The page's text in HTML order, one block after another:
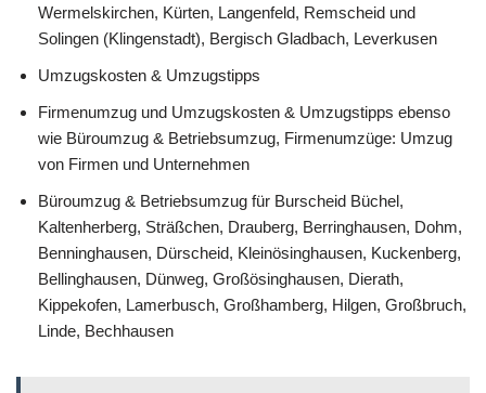
Wermelskirchen, Kürten, Langenfeld, Remscheid und
Solingen (Klingenstadt), Bergisch Gladbach, Leverkusen
Umzugskosten & Umzugstipps
Firmenumzug und Umzugskosten & Umzugstipps ebenso
wie Büroumzug & Betriebsumzug, Firmenumzüge: Umzug
von Firmen und Unternehmen
Büroumzug & Betriebsumzug für Burscheid Büchel,
Kaltenherberg, Sträßchen, Drauberg, Berringhausen, Dohm,
Benninghausen, Dürscheid, Kleinösinghausen, Kuckenberg,
Bellinghausen, Dünweg, Großösinghausen, Dierath,
Kippekofen, Lamerbusch, Großhamberg, Hilgen, Großbruch,
Linde, Bechhausen